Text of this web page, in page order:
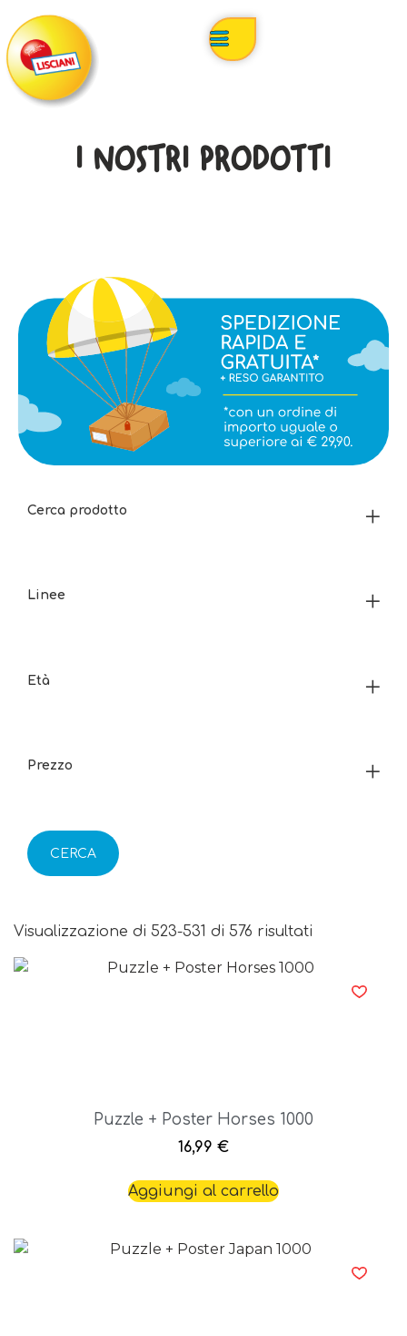
I NOSTRI PRODOTTI
Cerca prodotto
Linee
Età
Prezzo
CERCA
Visualizzazione di 523-531 di 576 risultati
Puzzle + Poster Horses 1000
16,99 €
Aggiungi al carrello